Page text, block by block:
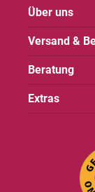
Über uns
Versand &
Beratung
Extras